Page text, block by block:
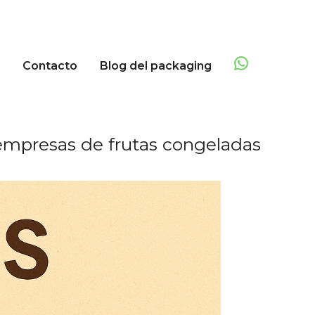
Contacto Blog del packaging
de frutas congeladas